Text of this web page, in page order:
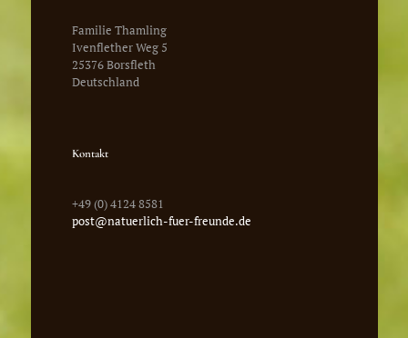
Familie Thamling
Ivenflether Weg 5
25376 Borsfleth
Deutschland
Kontakt
+49 (0) 4124 8581
post@natuerlich-fuer-freunde.de